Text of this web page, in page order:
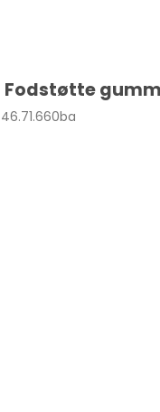
Fodstøtte gummi
46.71.660ba